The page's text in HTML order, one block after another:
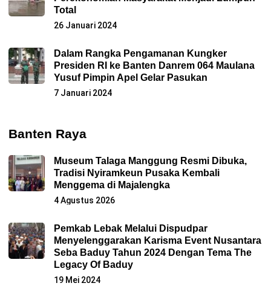
Total
26 Januari 2024
Dalam Rangka Pengamanan Kungker
Presiden RI ke Banten Danrem 064 Maulana
Yusuf Pimpin Apel Gelar Pasukan
7 Januari 2024
Banten Raya
Museum Talaga Manggung Resmi Dibuka,
Tradisi Nyiramkeun Pusaka Kembali
Menggema di Majalengka
4 Agustus 2026
Pemkab Lebak Melalui Dispudpar
Menyelenggarakan Karisma Event Nusantara
Seba Baduy Tahun 2024 Dengan Tema The
Legacy Of Baduy
19 Mei 2024